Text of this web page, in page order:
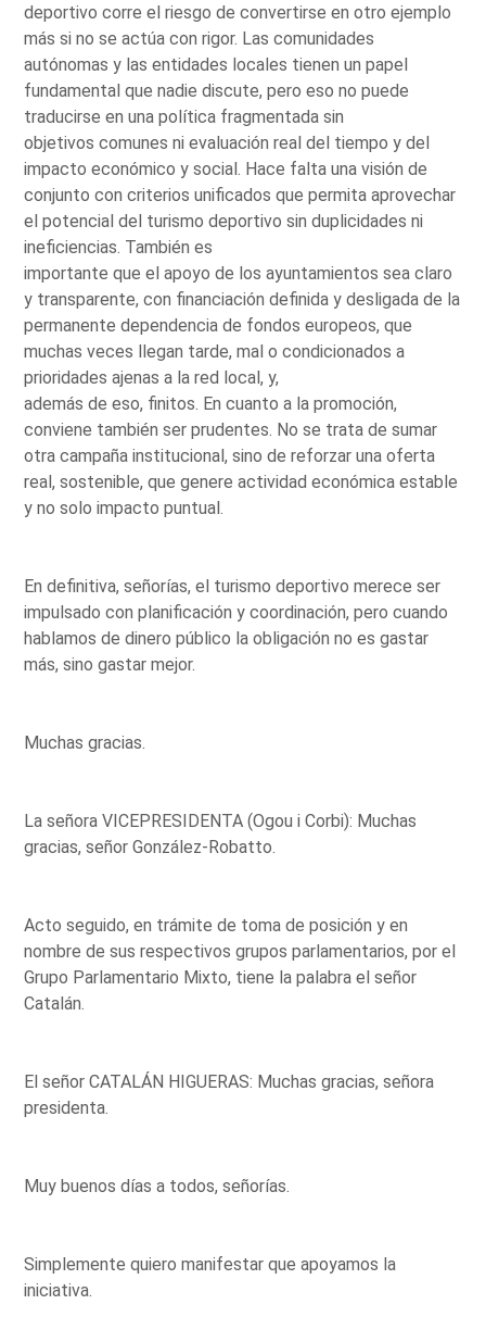
deportivo corre el riesgo de convertirse en otro ejemplo
más si no se actúa con rigor. Las comunidades
autónomas y las entidades locales tienen un papel
fundamental que nadie discute, pero eso no puede
traducirse en una política fragmentada sin
objetivos comunes ni evaluación real del tiempo y del
impacto económico y social. Hace falta una visión de
conjunto con criterios unificados que permita aprovechar
el potencial del turismo deportivo sin duplicidades ni
ineficiencias. También es
importante que el apoyo de los ayuntamientos sea claro
y transparente, con financiación definida y desligada de la
permanente dependencia de fondos europeos, que
muchas veces llegan tarde, mal o condicionados a
prioridades ajenas a la red local, y,
además de eso, finitos. En cuanto a la promoción,
conviene también ser prudentes. No se trata de sumar
otra campaña institucional, sino de reforzar una oferta
real, sostenible, que genere actividad económica estable
y no solo impacto puntual.
En definitiva, señorías, el turismo deportivo merece ser
impulsado con planificación y coordinación, pero cuando
hablamos de dinero público la obligación no es gastar
más, sino gastar mejor.
Muchas gracias.
La señora VICEPRESIDENTA (Ogou i Corbi): Muchas
gracias, señor González-Robatto.
Acto seguido, en trámite de toma de posición y en
nombre de sus respectivos grupos parlamentarios, por el
Grupo Parlamentario Mixto, tiene la palabra el señor
Catalán.
El señor CATALÁN HIGUERAS: Muchas gracias, señora
presidenta.
Muy buenos días a todos, señorías.
Simplemente quiero manifestar que apoyamos la
iniciativa.